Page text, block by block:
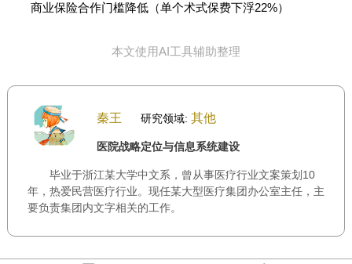
商业保险合作门槛降低（单个术式保费下浮22%）
本文使用AI工具辅助整理
秦王 研究领域: 其他
医院战略定位与信息系统建设
毕业于浙江某大学中文系，曾从事医疗行业文案策划10
年，热爱民营医疗行业。现任某大型医疗集团办公室主任，主
要负责集团内文字相关的工作。